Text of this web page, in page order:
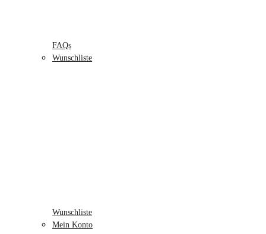
FAQs
Wunschliste
Wunschliste
Mein Konto